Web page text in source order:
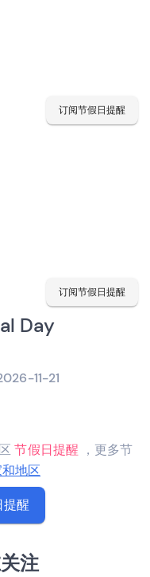
订阅节假日提醒
订阅节假日提醒
Day
11-21
节假日提醒 ，更多节
地区
提醒
注